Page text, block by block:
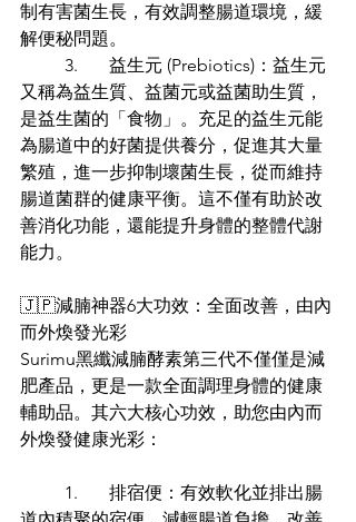
制有害菌生長，有效調整腸道環境，緩
解便秘問題。
又稱為益生質、益菌元或益菌助生質，
是益生菌的「食物」。充足的益生元能
為腸道中的好菌提供養分，促進其大量
繁殖，進一步抑制壞菌生長，從而維持
腸道菌群的健康平衡。這不僅有助於改
善消化功能，還能提升身體的整體代謝
能力。
🇯🇵減腩神器6大功效：全面改善，由內
而外煥發光彩
Surimu黑纖減腩酵素第三代不僅僅是減
肥產品，更是一款全面調理身體的健康
輔助品。其六大核心功效，助您由內而
外煥發健康光彩：